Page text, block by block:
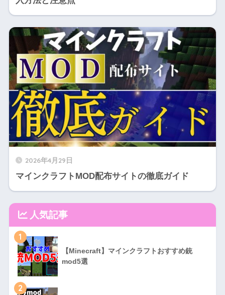
2026年4月29日
マインクラフトMOD配布サイトの徹底ガイド
人気記事
1
【Minecraft】マインクラフトおすすめ銃
mod5選
2